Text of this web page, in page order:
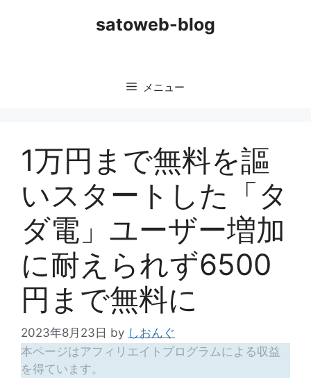
satoweb-blog
メニュー
1万円まで無料を謳
いスタートした「タ
ダ電」ユーザー増加
に耐えられず6500
円まで無料に
2023年8月23日 by しおんぐ
本ページはアフィリエイトプログラムによる収益
を得ています。